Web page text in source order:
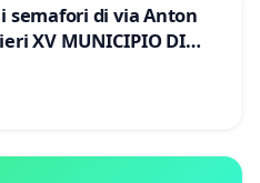
semafori di via Anton
XV MUNICIPIO DI